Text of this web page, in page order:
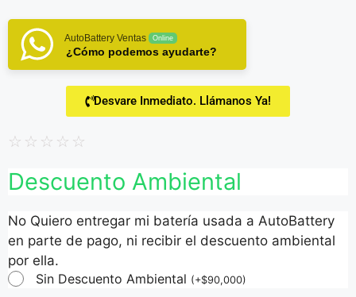
AutoBattery Ventas Online
¿Cómo podemos ayudarte?
Desvare Inmediato. Llámanos Ya!
☆ ☆ ☆ ☆ ☆
Descuento Ambiental
No Quiero entregar mi batería usada a AutoBattery
en parte de pago, ni recibir el descuento ambiental
por ella.
Sin Descuento Ambiental (+$90,000)